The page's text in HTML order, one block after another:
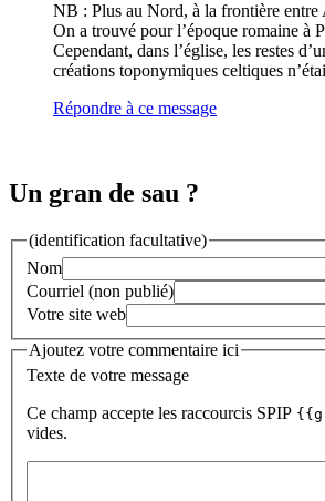
NB : Plus au Nord, à la frontière entre
On a trouvé pour l’époque romaine
Cependant, dans l’église, les restes
créations toponymiques celtiques
Répondre à ce message
Un gran de sau ?
(identification facultative)
Nom
Courriel (non publié)
Votre site web
Ajoutez votre commentaire ici
Texte de votre message
Ce champ accepte les raccourcis SPIP
vides.